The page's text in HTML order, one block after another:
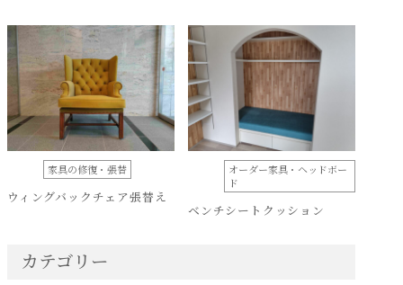
家具の修復・張替
ウィングバックチェア張替え
オーダー家具・ヘッドボー
ド
ベンチシートクッション
カテゴリー